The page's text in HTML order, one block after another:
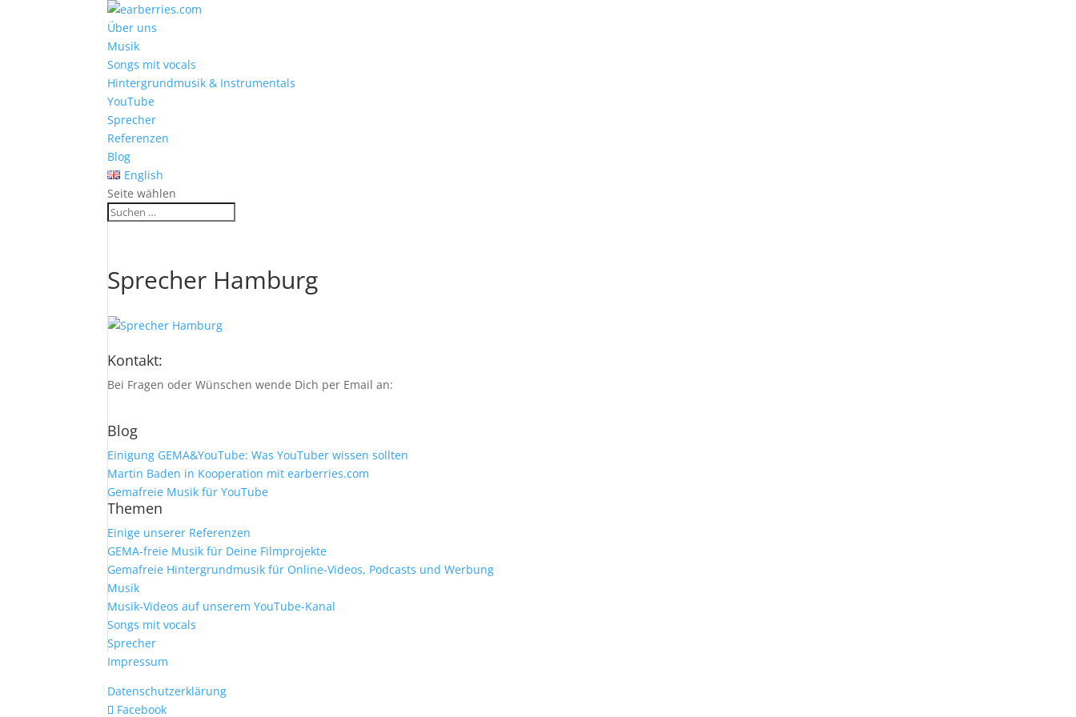
Über uns
Musik
Songs mit vocals
Hintergrundmusik & Instrumentals
YouTube
Sprecher
Referenzen
Blog
English
Seite wählen
Sprecher Hamburg
Kontakt:
Bei Fragen oder Wünschen wende Dich per Email an:
Blog
Einigung GEMA&YouTube: Was YouTuber wissen sollten
Martin Baden in Kooperation mit earberries.com
Gemafreie Musik für YouTube
Themen
Einige unserer Referenzen
GEMA-freie Musik für Deine Filmprojekte
Gemafreie Hintergrundmusik für Online-Videos, Podcasts und Werbung
Musik
Musik-Videos auf unserem YouTube-Kanal
Songs mit vocals
Sprecher
Impressum
Datenschutzerklärung
Facebook